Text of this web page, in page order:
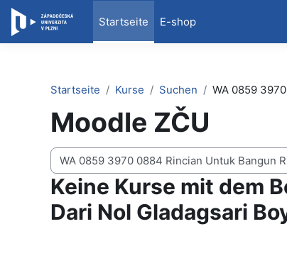
Zum Hauptinhalt
Startseite
E-shop
Startseite
Kurse Suchen WA 0859
Moodle ZČU
Kurse suchen
Keine Kurse mit dem
Dari Nol Gladagsari